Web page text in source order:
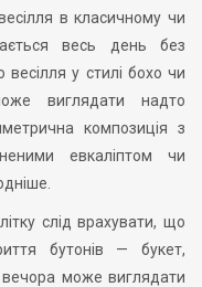
в класичному чи
весь день без
у стилі бохо чи
виглядати надто
композиція з
евкаліптом чи
слід врахувати, що
бутонів — букет,
вечора може виглядати